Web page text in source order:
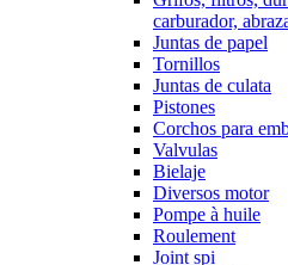
carburador,
Juntas de papel
Tornillos
Juntas de culata
Pistones
Corchos para
Valvulas
Bielaje
Diversos motor
Pompe à huile
Roulement
Joint spi